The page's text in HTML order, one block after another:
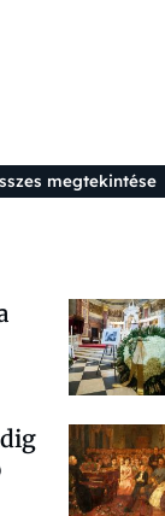
megtekintése